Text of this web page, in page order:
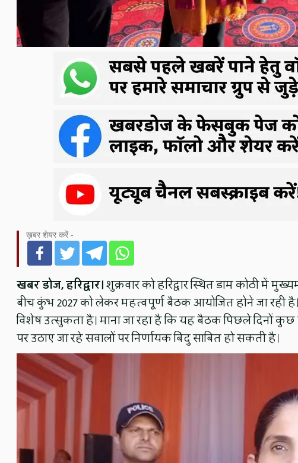
ख़बर शेयर करें -
खबर डोज, हरिद्वार।शुक्रवार को हरिद्वार स्थित डाम कोठी में
बीच कुंभ 2027 को लेकर महत्वपूर्ण बैठक आयोजित होने जा
विशेष उत्सुकता है। माना जा रहा है कि यह बैठक पिछले दिनों
पर उठाए जा रहे सवालों पर निर्णायक बिंदु साबित हो सकती है।